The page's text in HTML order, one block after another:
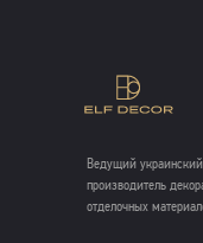
Ведущий украинский
производитель
отделочных